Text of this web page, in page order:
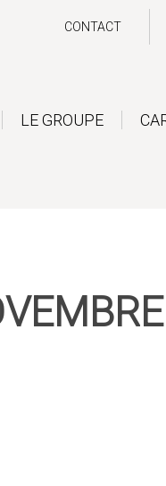
CONTACT
LE GROUPE